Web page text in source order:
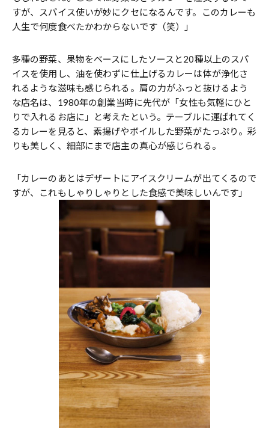
すが、スパイス使いが妙にクセになるんです。このカレーも
人生で何度食べたかわからないです（笑）」
多種の野菜、果物をベースにしたソースと20種以上のスパ
イスを使用し、油を使わずに仕上げるカレーは体が浄化さ
れるような滋味も感じられる。肩の力がふっと抜けるよう
な店名は、1980年の創業当時に先代が「女性も気軽にひと
りで入れるお店に」と考えたという。テーブルに運ばれてく
るカレーを見ると、素揚げやボイルした野菜がたっぷり。彩
りも美しく、細部にまで店主の真心が感じられる。
「カレーのあとはデザートにアイスクリームが出てくるので
すが、これもしゃりしゃりとした食感で美味しいんです」